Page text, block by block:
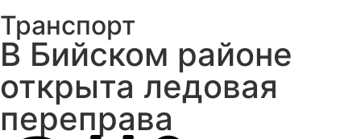
Транспорт
В Бийском районе
открыта ледовая
переправа